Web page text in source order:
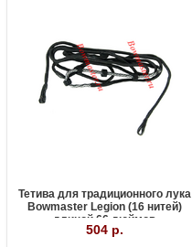
Тетива для традиционного лука
Bowmaster Legion (16 нитей)
длиной 66 дюймов
504 р.